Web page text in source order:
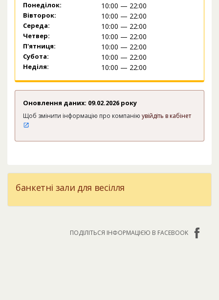
Понеділок: 10:00 — 22:00
Вівторок: 10:00 — 22:00
Середа: 10:00 — 22:00
Четвер: 10:00 — 22:00
П'ятниця: 10:00 — 22:00
Субота: 10:00 — 22:00
Неділя: 10:00 — 22:00
Оновлення даних: 09.02.2026 року
Щоб змінити інформацію про компанію увійдіть в кабінет
банкетні зали для весілля
ПОДІЛІТЬСЯ ІНФОРМАЦІЄЮ В FACEBOOK